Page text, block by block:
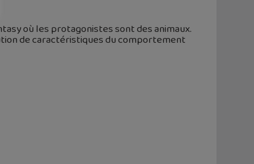
où les protagonistes sont des animaux.
de caractéristiques du comportement